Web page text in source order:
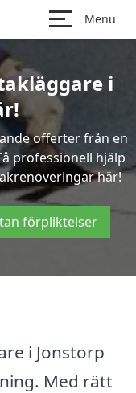
Menu
i
offerter från en
professionell hjälp
här!
förpliktelser
i Jonstorp
Med rätt